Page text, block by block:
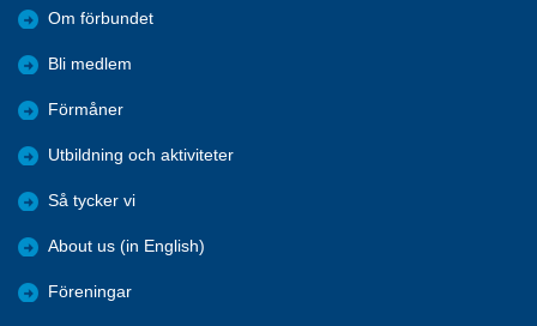
Om förbundet
Bli medlem
Förmåner
Utbildning och aktiviteter
Så tycker vi
About us (in English)
Föreningar